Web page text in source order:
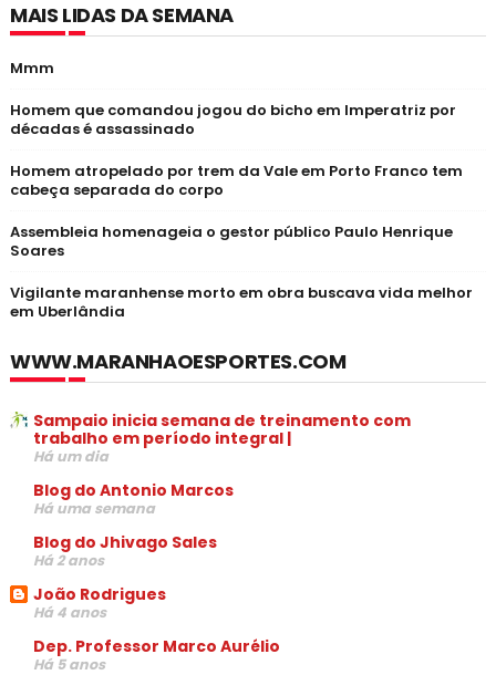
MAIS LIDAS DA SEMANA
Mmm
Homem que comandou jogou do bicho em Imperatriz por
décadas é assassinado
Homem atropelado por trem da Vale em Porto Franco tem
cabeça separada do corpo
Assembleia homenageia o gestor público Paulo Henrique
Soares
Vigilante maranhense morto em obra buscava vida melhor
em Uberlândia
WWW.MARANHAOESPORTES.COM
Sampaio inicia semana de treinamento com
trabalho em período integral |
Há um dia
Blog do Antonio Marcos
Há uma semana
Blog do Jhivago Sales
Há 2 anos
João Rodrigues
Há 4 anos
Dep. Professor Marco Aurélio
Há 5 anos